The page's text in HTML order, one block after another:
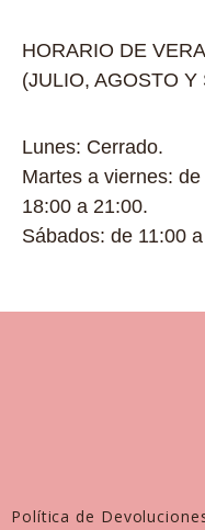
HORARIO DE
(JULIO, AGOSTO Y
Lunes: Cerrado.
Martes a viernes:
18:00 a 21:00.
Sábados: de 11:00
Política de